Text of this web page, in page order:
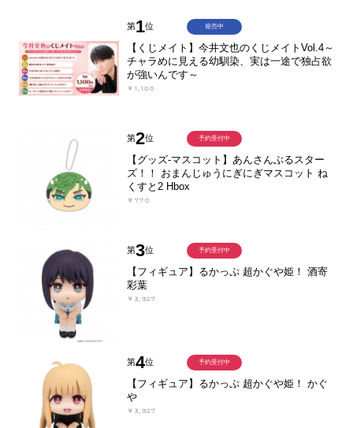
第1位
【くじメイト】今井文也のくじメイトVol.4～
チャラめに見える幼馴染、実は一途で独占欲
が強いんです～
￥1,100
発売中
第2位
【グッズ-マスコット】あんさんぶるスター
ズ！！ おまんじゅうにぎにぎマスコット ね
くすと2 Hbox
￥770
予約受付中
第3位
【フィギュア】るかっぷ 超かぐや姫！ 酒寄
彩葉
￥3,927
予約受付中
第4位
【フィギュア】るかっぷ 超かぐや姫！ かぐ
や
￥3,927
予約受付中